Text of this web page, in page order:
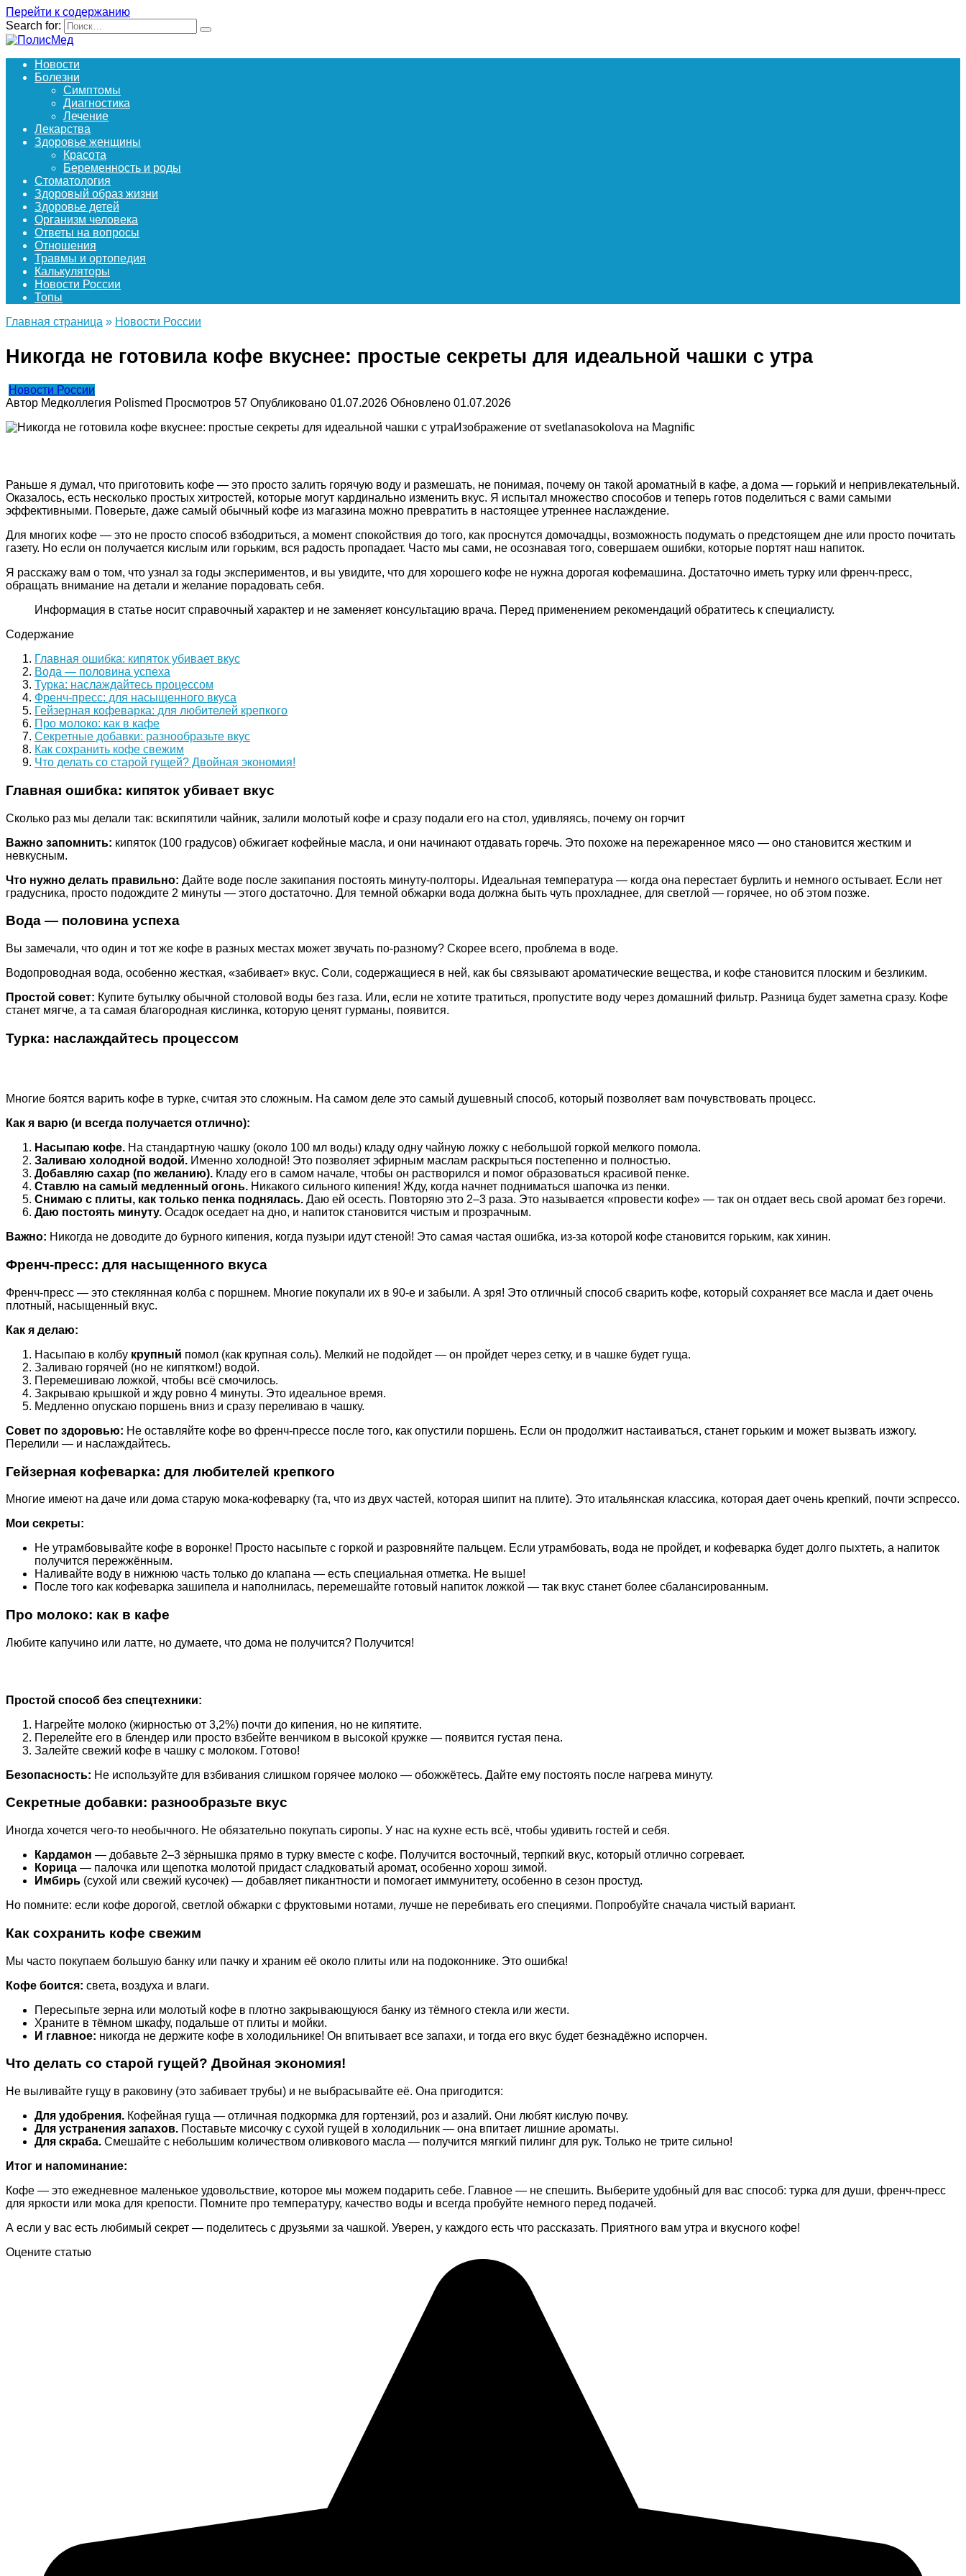
Перейти к содержанию
Search for:
Новости
Болезни
Симптомы
Диагностика
Лечение
Лекарства
Здоровье женщины
Красота
Беременность и роды
Стоматология
Здоровый образ жизни
Здоровье детей
Организм человека
Ответы на вопросы
Отношения
Травмы и ортопедия
Калькуляторы
Новости России
Топы
Главная страница » Новости России
Никогда не готовила кофе вкуснее: простые секреты для идеальной чашки с утра
Новости России
Автор Медколлегия Polismed Просмотров 57 Опубликовано 01.07.2026 Обновлено 01.07.2026
Изображение от svetlanasokolova на Magnific
Раньше я думал, что приготовить кофе — это просто залить горячую воду и размешать, не понимая, почему он такой ароматный в кафе, а дома — горький и непривлекательный.
Оказалось, есть несколько простых хитростей, которые могут кардинально изменить вкус. Я испытал множество способов и теперь готов поделиться с вами самыми
эффективными. Поверьте, даже самый обычный кофе из магазина можно превратить в настоящее утреннее наслаждение.
Для многих кофе — это не просто способ взбодриться, а момент спокойствия до того, как проснутся домочадцы, возможность подумать о предстоящем дне или просто почитать
газету. Но если он получается кислым или горьким, вся радость пропадает. Часто мы сами, не осознавая того, совершаем ошибки, которые портят наш напиток.
Я расскажу вам о том, что узнал за годы экспериментов, и вы увидите, что для хорошего кофе не нужна дорогая кофемашина. Достаточно иметь турку или френч-пресс,
обращать внимание на детали и желание порадовать себя.
Информация в статье носит справочный характер и не заменяет консультацию врача. Перед применением рекомендаций обратитесь к специалисту.
Содержание
Главная ошибка: кипяток убивает вкус
Вода — половина успеха
Турка: наслаждайтесь процессом
Френч-пресс: для насыщенного вкуса
Гейзерная кофеварка: для любителей крепкого
Про молоко: как в кафе
Секретные добавки: разнообразьте вкус
Как сохранить кофе свежим
Что делать со старой гущей? Двойная экономия!
Главная ошибка: кипяток убивает вкус
Сколько раз мы делали так: вскипятили чайник, залили молотый кофе и сразу подали его на стол, удивляясь, почему он горчит
Важно запомнить: кипяток (100 градусов) обжигает кофейные масла, и они начинают отдавать горечь. Это похоже на пережаренное мясо — оно становится жестким и
невкусным.
Что нужно делать правильно: Дайте воде после закипания постоять минуту-полторы. Идеальная температура — когда она перестает бурлить и немного остывает. Если нет
градусника, просто подождите 2 минуты — этого достаточно. Для темной обжарки вода должна быть чуть прохладнее, для светлой — горячее, но об этом позже.
Вода — половина успеха
Вы замечали, что один и тот же кофе в разных местах может звучать по-разному? Скорее всего, проблема в воде.
Водопроводная вода, особенно жесткая, «забивает» вкус. Соли, содержащиеся в ней, как бы связывают ароматические вещества, и кофе становится плоским и безликим.
Простой совет: Купите бутылку обычной столовой воды без газа. Или, если не хотите тратиться, пропустите воду через домашний фильтр. Разница будет заметна сразу. Кофе
станет мягче, а та самая благородная кислинка, которую ценят гурманы, появится.
Турка: наслаждайтесь процессом
Многие боятся варить кофе в турке, считая это сложным. На самом деле это самый душевный способ, который позволяет вам почувствовать процесс.
Как я варю (и всегда получается отлично):
Насыпаю кофе. На стандартную чашку (около 100 мл воды) кладу одну чайную ложку с небольшой горкой мелкого помола.
Заливаю холодной водой. Именно холодной! Это позволяет эфирным маслам раскрыться постепенно и полностью.
Добавляю сахар (по желанию). Кладу его в самом начале, чтобы он растворился и помог образоваться красивой пенке.
Ставлю на самый медленный огонь. Никакого сильного кипения! Жду, когда начнет подниматься шапочка из пенки.
Снимаю с плиты, как только пенка поднялась. Даю ей осесть. Повторяю это 2–3 раза. Это называется «провести кофе» — так он отдает весь свой аромат без горечи.
Даю постоять минуту. Осадок оседает на дно, и напиток становится чистым и прозрачным.
Важно: Никогда не доводите до бурного кипения, когда пузыри идут стеной! Это самая частая ошибка, из-за которой кофе становится горьким, как хинин.
Френч-пресс: для насыщенного вкуса
Френч-пресс — это стеклянная колба с поршнем. Многие покупали их в 90-е и забыли. А зря! Это отличный способ сварить кофе, который сохраняет все масла и дает очень
плотный, насыщенный вкус.
Как я делаю:
Насыпаю в колбу крупный помол (как крупная соль). Мелкий не подойдет — он пройдет через сетку, и в чашке будет гуща.
Заливаю горячей (но не кипятком!) водой.
Перемешиваю ложкой, чтобы всё смочилось.
Закрываю крышкой и жду ровно 4 минуты. Это идеальное время.
Медленно опускаю поршень вниз и сразу переливаю в чашку.
Совет по здоровью: Не оставляйте кофе во френч-прессе после того, как опустили поршень. Если он продолжит настаиваться, станет горьким и может вызвать изжогу.
Перелили — и наслаждайтесь.
Гейзерная кофеварка: для любителей крепкого
Многие имеют на даче или дома старую мока-кофеварку (та, что из двух частей, которая шипит на плите). Это итальянская классика, которая дает очень крепкий, почти эспрессо.
Мои секреты:
Не утрамбовывайте кофе в воронке! Просто насыпьте с горкой и разровняйте пальцем. Если утрамбовать, вода не пройдет, и кофеварка будет долго пыхтеть, а напиток
получится пережжённым.
Наливайте воду в нижнюю часть только до клапана — есть специальная отметка. Не выше!
После того как кофеварка зашипела и наполнилась, перемешайте готовый напиток ложкой — так вкус станет более сбалансированным.
Про молоко: как в кафе
Любите капучино или латте, но думаете, что дома не получится? Получится!
Простой способ без спецтехники:
Нагрейте молоко (жирностью от 3,2%) почти до кипения, но не кипятите.
Перелейте его в блендер или просто взбейте венчиком в высокой кружке — появится густая пена.
Залейте свежий кофе в чашку с молоком. Готово!
Безопасность: Не используйте для взбивания слишком горячее молоко — обожжётесь. Дайте ему постоять после нагрева минуту.
Секретные добавки: разнообразьте вкус
Иногда хочется чего-то необычного. Не обязательно покупать сиропы. У нас на кухне есть всё, чтобы удивить гостей и себя.
Кардамон — добавьте 2–3 зёрнышка прямо в турку вместе с кофе. Получится восточный, терпкий вкус, который отлично согревает.
Корица — палочка или щепотка молотой придаст сладковатый аромат, особенно хорош зимой.
Имбирь (сухой или свежий кусочек) — добавляет пикантности и помогает иммунитету, особенно в сезон простуд.
Но помните: если кофе дорогой, светлой обжарки с фруктовыми нотами, лучше не перебивать его специями. Попробуйте сначала чистый вариант.
Как сохранить кофе свежим
Мы часто покупаем большую банку или пачку и храним её около плиты или на подоконнике. Это ошибка!
Кофе боится: света, воздуха и влаги.
Пересыпьте зерна или молотый кофе в плотно закрывающуюся банку из тёмного стекла или жести.
Храните в тёмном шкафу, подальше от плиты и мойки.
И главное: никогда не держите кофе в холодильнике! Он впитывает все запахи, и тогда его вкус будет безнадёжно испорчен.
Что делать со старой гущей? Двойная экономия!
Не выливайте гущу в раковину (это забивает трубы) и не выбрасывайте её. Она пригодится:
Для удобрения. Кофейная гуща — отличная подкормка для гортензий, роз и азалий. Они любят кислую почву.
Для устранения запахов. Поставьте мисочку с сухой гущей в холодильник — она впитает лишние ароматы.
Для скраба. Смешайте с небольшим количеством оливкового масла — получится мягкий пилинг для рук. Только не трите сильно!
Итог и напоминание:
Кофе — это ежедневное маленькое удовольствие, которое мы можем подарить себе. Главное — не спешить. Выберите удобный для вас способ: турка для души, френч-пресс
для яркости или мока для крепости. Помните про температуру, качество воды и всегда пробуйте немного перед подачей.
А если у вас есть любимый секрет — поделитесь с друзьями за чашкой. Уверен, у каждого есть что рассказать. Приятного вам утра и вкусного кофе!
Оцените статью